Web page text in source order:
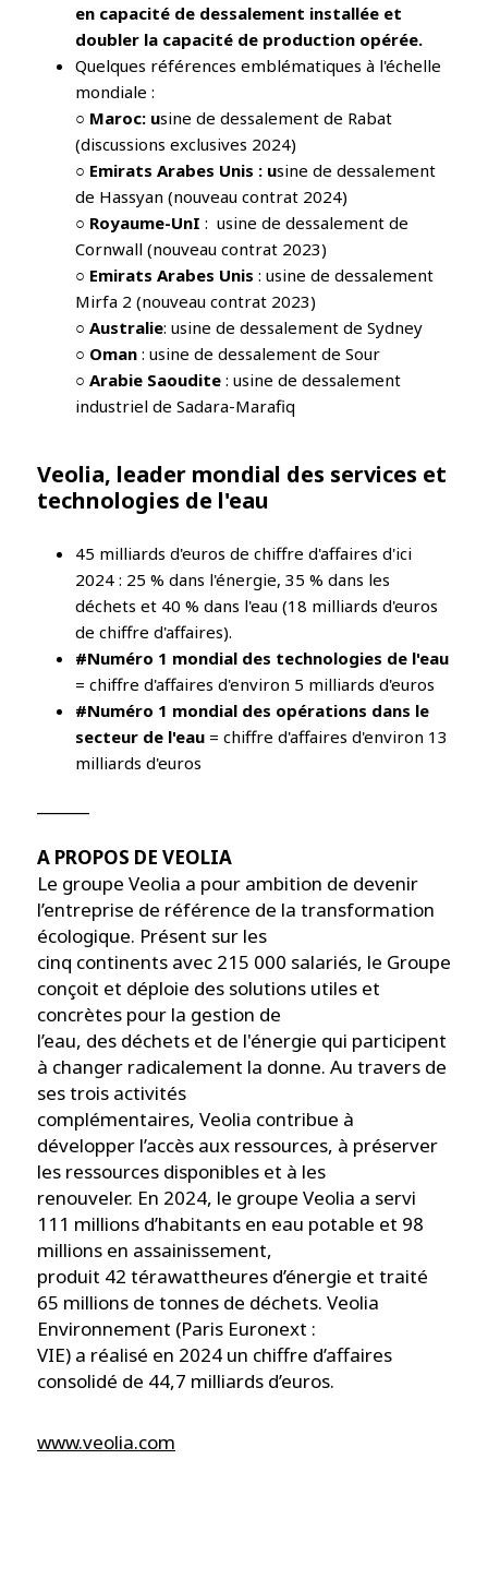
en capacité de dessalement installée et
doubler la capacité de production opérée.
Quelques références emblématiques à l'échelle
mondiale :
○ Maroc: usine de dessalement de Rabat
(discussions exclusives 2024)
○ Emirats Arabes Unis : usine de dessalement
de Hassyan (nouveau contrat 2024)
○ Royaume-UnI : usine de dessalement de
Cornwall (nouveau contrat 2023)
○ Emirats Arabes Unis : usine de dessalement
Mirfa 2 (nouveau contrat 2023)
○ Australie: usine de dessalement de Sydney
○ Oman : usine de dessalement de Sour
○ Arabie Saoudite : usine de dessalement
industriel de Sadara-Marafiq
Veolia, leader mondial des services et
technologies de l'eau
45 milliards d'euros de chiffre d'affaires d'ici
2024 : 25 % dans l'énergie, 35 % dans les
déchets et 40 % dans l'eau (18 milliards d'euros
de chiffre d'affaires).
#Numéro 1 mondial des technologies de l'eau
= chiffre d'affaires d'environ 5 milliards d'euros
#Numéro 1 mondial des opérations dans le
secteur de l'eau = chiffre d'affaires d'environ 13
milliards d'euros
A PROPOS DE VEOLIA
Le groupe Veolia a pour ambition de devenir
l’entreprise de référence de la transformation
écologique. Présent sur les
cinq continents avec 215 000 salariés, le Groupe
conçoit et déploie des solutions utiles et
concrètes pour la gestion de
l’eau, des déchets et de l'énergie qui participent
à changer radicalement la donne. Au travers de
ses trois activités
complémentaires, Veolia contribue à
développer l’accès aux ressources, à préserver
les ressources disponibles et à les
renouveler. En 2024, le groupe Veolia a servi
111 millions d’habitants en eau potable et 98
millions en assainissement,
produit 42 térawattheures d’énergie et traité
65 millions de tonnes de déchets. Veolia
Environnement (Paris Euronext :
VIE) a réalisé en 2024 un chiffre d’affaires
consolidé de 44,7 milliards d’euros.
www.veolia.com